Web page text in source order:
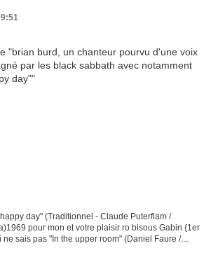
day" (Traditionnel - Claude Puterflam /
pour mon et votre plaisir ro bisous Gabin {1er
ne sais pas "In the upper room" (Daniel Faure /